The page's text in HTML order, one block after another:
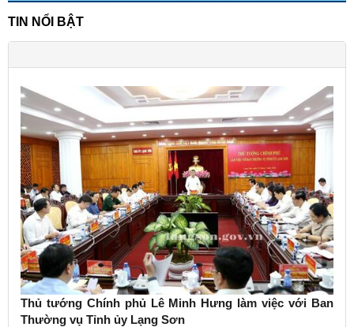
TIN NỔI BẬT
Thủ tướng Chính phủ Lê Minh Hưng làm việc với Ban
Thường vụ Tỉnh ủy Lạng Sơn